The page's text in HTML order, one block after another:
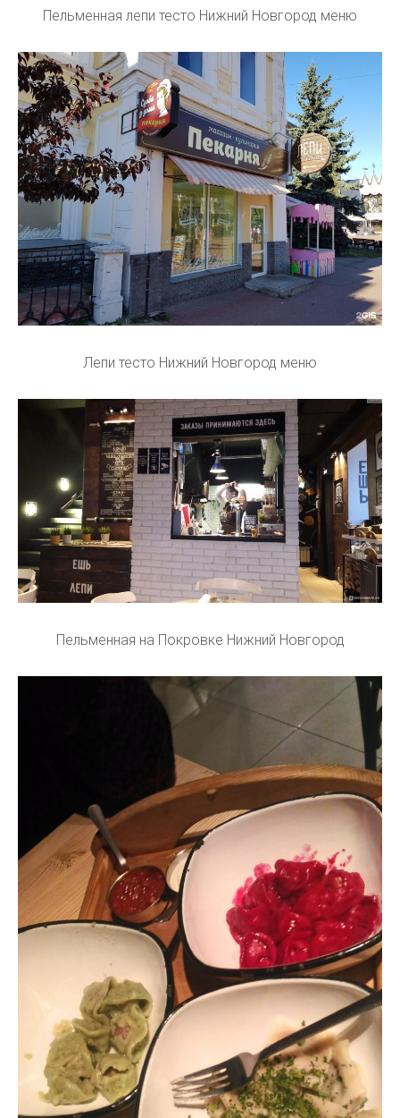
Пельменная лепи тесто Нижний Новгород меню
Лепи тесто Нижний Новгород меню
Пельменная на Покровке Нижний Новгород